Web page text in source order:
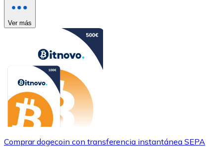
Ver más
Comprar dogecoin con transferencia instantánea SEPA